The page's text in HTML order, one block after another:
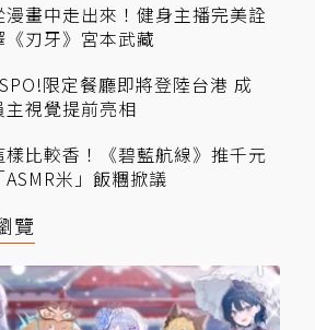
漫畫中走出來！健身主播完美詮
《刃牙》宮本武藏
限定餐廳即將登陸台港 成
主視覺提前亮相
樣比較香！《碧藍航線》推千元
「ASMR米」飯糰掀議
覽